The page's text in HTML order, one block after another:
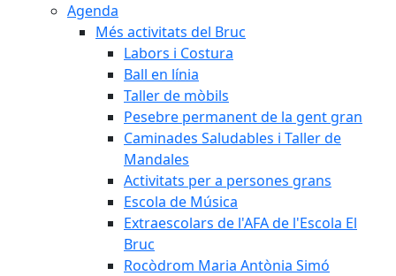
Agenda
Més activitats del Bruc
Labors i Costura
Ball en línia
Taller de mòbils
Pesebre permanent de la gent gran
Caminades Saludables i Taller de
Mandales
Activitats per a persones grans
Escola de Música
Extraescolars de l'AFA de l'Escola El
Bruc
Rocòdrom Maria Antònia Simó